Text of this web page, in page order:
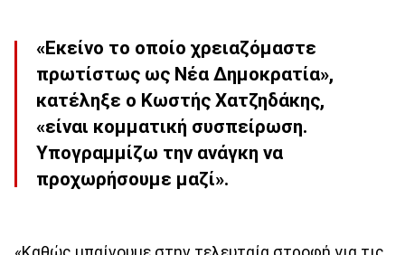
«Εκείνο το οποίο χρειαζόμαστε
πρωτίστως ως Νέα Δημοκρατία»,
κατέληξε ο Κωστής Χατζηδάκης,
«είναι κομματική συσπείρωση.
Υπογραμμίζω την ανάγκη να
προχωρήσουμε μαζί».